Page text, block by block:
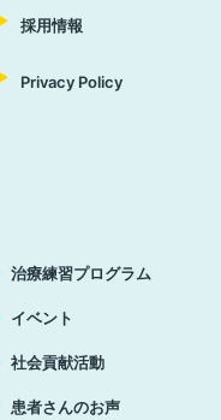
採用情報
Privacy Policy
治療練習プログラム
イベント
社会貢献活動
患者さんのお声